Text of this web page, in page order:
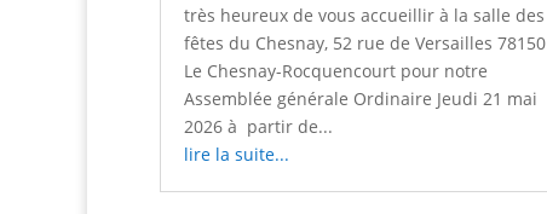
très heureux de vous accueillir à la salle des
fêtes du Chesnay, 52 rue de Versailles 78150
Le Chesnay-Rocquencourt pour notre
Assemblée générale Ordinaire Jeudi 21 mai
2026 à partir de...
lire la suite...